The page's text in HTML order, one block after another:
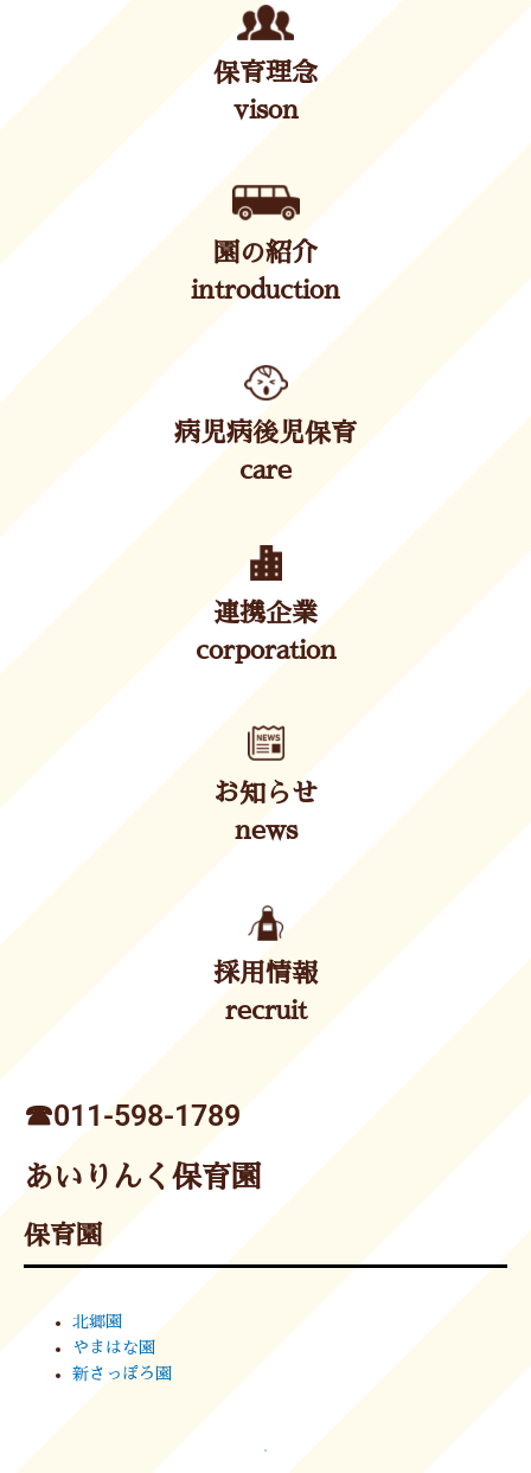
保育理念
vison
園の紹介
introduction
病児病後児保育
care
連携企業
corporation
お知らせ
news
採用情報
recruit
☎︎011-598-1789
あいりんく保育園
保育園
北郷園
やまはな園
新さっぽろ園